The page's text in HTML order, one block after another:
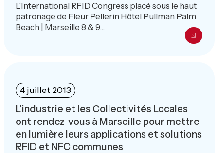
L'International RFID Congress placé sous le haut
patronage de Fleur Pellerin Hôtel Pullman Palm
Beach | Marseille 8 & 9...
4 juillet 2013
L’industrie et les Collectivités Locales
ont rendez-vous à Marseille pour mettre
en lumière leurs applications et solutions
RFID et NFC communes